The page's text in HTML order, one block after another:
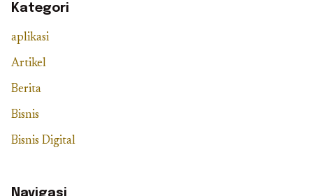
Kategori
aplikasi
Artikel
Berita
Bisnis
Bisnis Digital
Navigasi